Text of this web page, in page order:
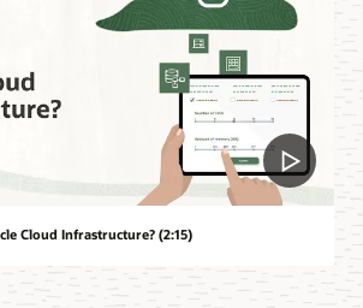
Cloud Infrastructure? (2:15)